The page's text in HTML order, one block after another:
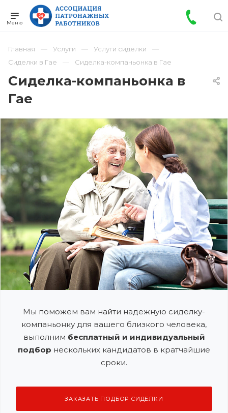
Главная Услуги
Услуги сиделки
Сиделки в Гае
Сиделка-компаньонка в Гае
Сиделка-компаньонка в
Гае
Мы поможем вам найти надежную сиделку-
компаньонку для вашего близкого человека,
выполним бесплатный и индивидуальный
подбор нескольких кандидатов в кратчайшие
сроки.
ЗАКАЗАТЬ ПОДБОР СИДЕЛКИ